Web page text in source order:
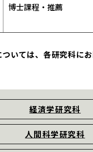
博士課程・推薦
いては、各研究科に
経済学研究科
人間科学研究科